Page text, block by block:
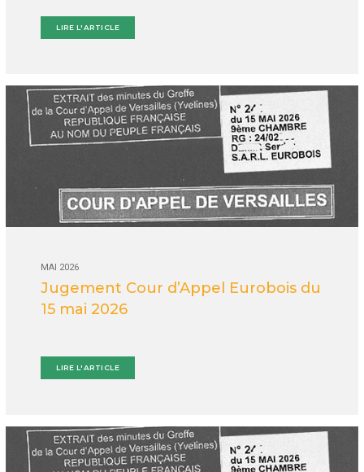
LIRE L'ARTICLE
MAI 2026
Jugement Cour d’Appel Eurobois du
15 mai 2026
LIRE L'ARTICLE